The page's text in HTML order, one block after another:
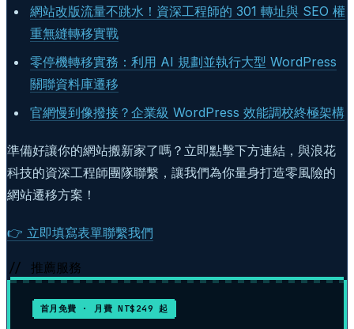
網站改版流量不跳水！資深工程師的 301 轉址與 SEO 權
重無縫轉移實戰
零停機轉移實務：利用 AI 規劃並執行大型 WordPress
關聯資料庫遷移
官網慢到像撥接？企業級 WordPress 效能調校終極架構
準備好讓你的網站搬新家了嗎？立即點擊下方連結，與浪花
科技的資深工程師團隊聯繫，讓我們為你量身打造零風險的
網站遷移方案！
👉 立即填寫表單聯繫我們
// 推薦服務
首月免費 · 月費 NT$249 起